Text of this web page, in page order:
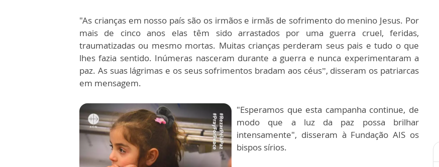
"As crianças em nosso país são os irmãos e irmãs de sofrimento do menino Jesus. Por
mais de cinco anos elas têm sido arrastados por uma guerra cruel, feridas,
traumatizadas ou mesmo mortas. Muitas crianças perderam seus pais e tudo o que
lhes fazia sentido. Inúmeras nasceram durante a guerra e nunca experimentaram a
paz. As suas lágrimas e os seus sofrimentos bradam aos céus”, disseram os patriarcas
em mensagem.
"Esperamos que esta campanha continue, de
modo que a luz da paz possa brilhar
intensamente", disseram à Fundação AIS os
bispos sírios.